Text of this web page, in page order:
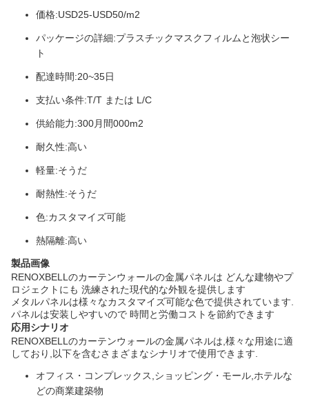
価格:USD25-USD50/m2
パッケージの詳細:プラスチックマスクフィルムと泡状シー
ト
配達時間:20~35日
支払い条件:T/T または L/C
供給能力:300月間000m2
耐久性:高い
軽量:そうだ
耐熱性:そうだ
色:カスタマイズ可能
熱隔離:高い
製品画像
RENOXBELLのカーテンウォールの金属パネルは どんな建物やプ
ロジェクトにも 洗練された現代的な外観を提供します
メタルパネルは様々なカスタマイズ可能な色で提供されています.
パネルは安装しやすいので 時間と労働コストを節約できます
応用シナリオ
RENOXBELLのカーテンウォールの金属パネルは,様々な用途に適
しており,以下を含むさまざまなシナリオで使用できます.
オフィス・コンプレックス,ショッピング・モール,ホテルな
どの商業建築物